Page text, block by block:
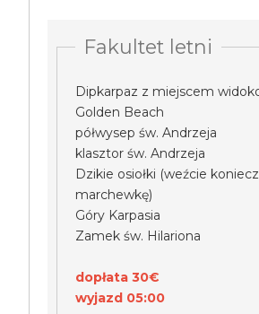
Fakultet letni
Dipkarpaz z miejscem
Golden Beach
półwysep św. Andrzeja
klasztor św. Andrzeja
Dzikie osiołki (weźcie
marchewkę)
Góry Karpasia
Zamek św. Hilariona
dopłata 30€
wyjazd 05:00